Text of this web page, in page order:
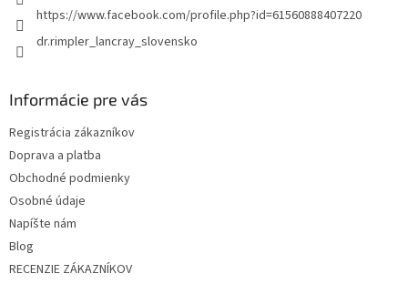
https://www.facebook.com/profile.php?id=61560888407220
dr.rimpler_lancray_slovensko
Informácie pre vás
Registrácia zákazníkov
Doprava a platba
Obchodné podmienky
Osobné údaje
Napíšte nám
Blog
RECENZIE ZÁKAZNÍKOV